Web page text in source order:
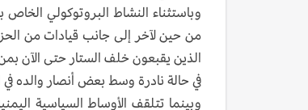
وباستثناء النشاط البروتوكولي الخاص
من حين لآخر إلى جانب قيادات من
الذين يقبعون خلف الستار حتى الآن
في حالة نادرة وسط بعض أنصار والده
وبينما تتلقف الأوساط السياسية